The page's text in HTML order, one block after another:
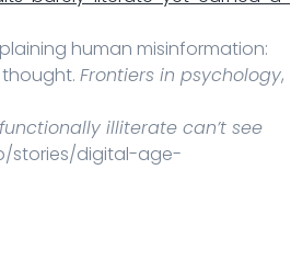
human misinformation:
Frontiers in psychology,
illiterate can’t see
stories/digital-age-